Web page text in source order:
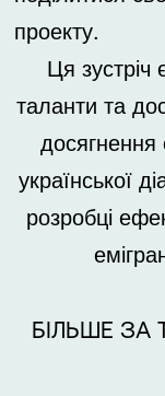
проекту.
Ця зустріч
таланти та
досягнення
української
розробці
БІЛЬШЕ